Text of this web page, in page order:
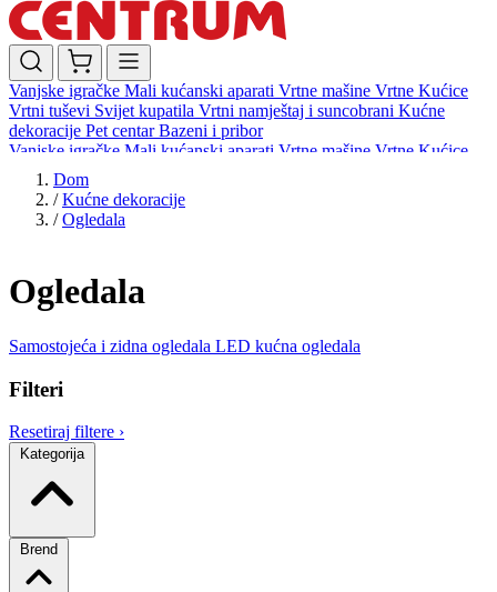
Vanjske igračke Mali kućanski aparati Vrtne mašine Vrtne Kućice
Vrtni tuševi Svijet kupatila Vrtni namještaj i suncobrani Kućne
dekoracije Pet centarBazeni i pribor
Vanjske igračke Mali kućanski aparati Vrtne mašine Vrtne Kućice
Vrtni tuševi
dekoracijePet centar Bazeni i pribor
Dom
/ Kućne dekoracije
/ Ogledala
Ogledala
Samostojeća i zidna ogledala LED kućna ogledala
Filteri
Resetiraj filtere ›
Kategorija
Brend